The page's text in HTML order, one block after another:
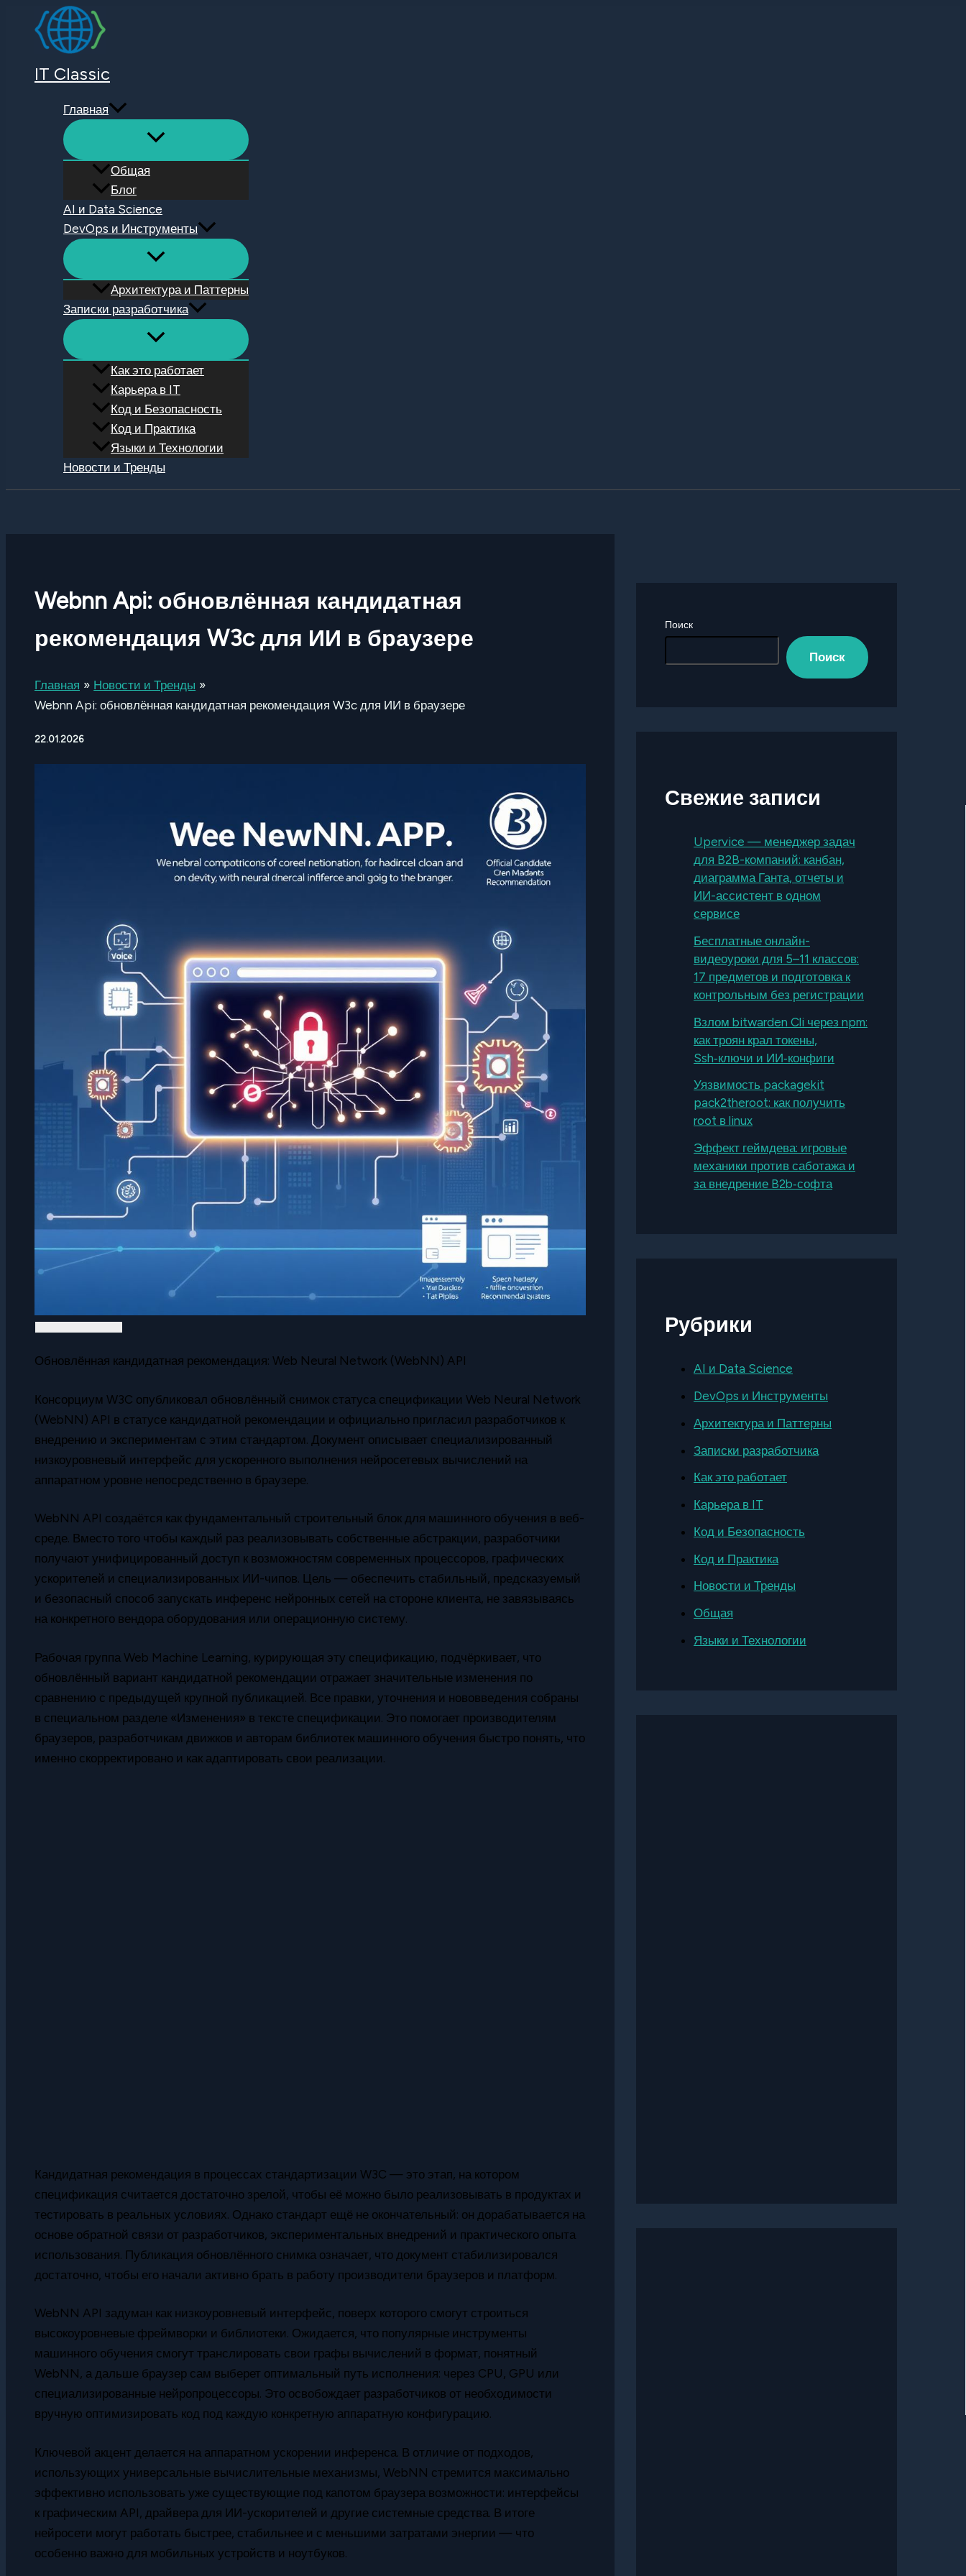
Перейти
содержимому
IT Classic
Главная
Общая
Блог
AI и Data Science
DevOps и Инструменты
Архитектура и Паттерны
Записки разработчика
Как это работает
Карьера в IT
Код и Безопасность
Код и Практика
Языки и Технологии
Новости и Тренды
Webnn Api: обновлённая кандидатная
рекомендация W3c для ИИ в браузере
Главная
Новости и Тренды
Webnn Api: обновлённая кандидатная рекомендация W3c для ИИ в браузере
22.01.2026
Обновлённая кандидатная рекомендация: Web Neural Network (WebNN) API
Консорциум W3C опубликовал обновлённый снимок статуса спецификации Web Neural Network
(WebNN) API в статусе кандидатной рекомендации и официально пригласил разработчиков к
внедрению и экспериментам с этим стандартом. Документ описывает специализированный
низкоуровневый интерфейс для ускоренного выполнения нейросетевых вычислений на
аппаратном уровне непосредственно в браузере.
WebNN API создаётся как фундаментальный строительный блок для машинного обучения в веб-
среде. Вместо того чтобы каждый раз реализовывать собственные абстракции, разработчики
получают унифицированный доступ к возможностям современных процессоров, графических
ускорителей и специализированных ИИ-чипов. Цель — обеспечить стабильный, предсказуемый
и безопасный способ запускать инференс нейронных сетей на стороне клиента, не завязываясь
на конкретного вендора оборудования или операционную систему.
Рабочая группа Web Machine Learning, курирующая эту спецификацию, подчёркивает, что
обновлённый вариант кандидатной рекомендации отражает значительные изменения по
сравнению с предыдущей крупной публикацией. Все правки, уточнения и нововведения собраны
в специальном разделе «Изменения» в тексте спецификации. Это помогает производителям
браузеров, разработчикам движков и авторам библиотек машинного обучения быстро понять, что
именно скорректировано и как адаптировать свои реализации.
Кандидатная рекомендация в процессах стандартизации W3C — это этап, на котором
спецификация считается достаточно зрелой, чтобы её можно было реализовывать в продуктах и
тестировать в реальных условиях. Однако стандарт ещё не окончательный: он дорабатывается на
основе обратной связи от разработчиков, экспериментальных внедрений и практического опыта
использования. Публикация обновлённого снимка означает, что документ стабилизировался
достаточно, чтобы его начали активно брать в работу производители браузеров и платформ.
WebNN API задуман как низкоуровневый интерфейс, поверх которого смогут строиться
высокоуровневые фреймворки и библиотеки. Ожидается, что популярные инструменты
машинного обучения смогут транслировать свои графы вычислений в формат, понятный
WebNN, а дальше браузер сам выберет оптимальный путь исполнения: через CPU, GPU или
специализированные нейропроцессоры. Это освобождает разработчиков от необходимости
вручную оптимизировать код под каждую конкретную аппаратную конфигурацию.
Ключевой акцент делается на аппаратном ускорении инференса. В отличие от подходов,
использующих универсальные вычислительные механизмы, WebNN стремится максимально
эффективно использовать уже существующие под капотом браузера возможности: интерфейсы
к графическим API, драйвера для ИИ-ускорителей и другие системные средства. В итоге
нейросети могут работать быстрее, стабильнее и с меньшими затратами энергии — что
особенно важно для мобильных устройств и ноутбуков.
Поиск
Поиск
Свежие записи
Upervice — менеджер задач
для B2B-компаний: канбан,
диаграмма Ганта, отчеты и
ИИ-ассистент в одном
сервисе
Бесплатные онлайн-
видеоуроки для 5–11 классов:
17 предметов и подготовка к
контрольным без регистрации
Взлом bitwarden Cli через npm:
как троян крал токены,
Ssh‑ключи и ИИ‑конфиги
Уязвимость packagekit
pack2theroot: как получить
root в linux
Эффект геймдева: игровые
механики против саботажа и
за внедрение B2b‑софта
Рубрики
AI и Data Science
DevOps и Инструменты
Архитектура и Паттерны
Записки разработчика
Как это работает
Карьера в IT
Код и Безопасность
Код и Практика
Новости и Тренды
Общая
Языки и Технологии